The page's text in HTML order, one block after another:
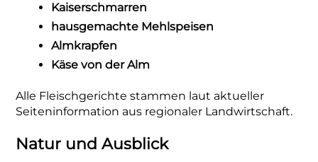
Kaiserschmarren
hausgemachte Mehlspeisen
Almkrapfen
Käse von der Alm
Alle Fleischgerichte stammen laut aktueller
Seiteninformation aus regionaler Landwirtschaft.
Natur und Ausblick